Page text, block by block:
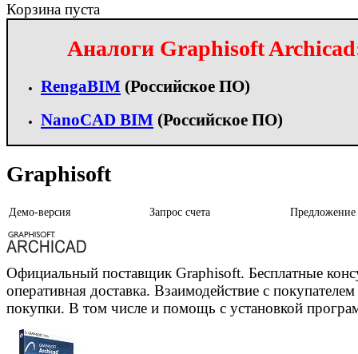
Корзина пуста
Аналоги Graphisoft
RengaBIM (Российское ПО)
NanoCAD BIM (Российское ПО)
Graphisoft
Демо-версия Запрос счета Предложение
Официальный поставщик Graphisoft. Бесплатные
оперативная доставка. Взаимодействие с
покупки. В том числе и помощь с установкой